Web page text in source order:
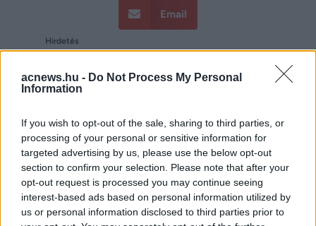
acnews.hu - Do Not Process My Personal
Information
If you wish to opt-out of the sale, sharing to third parties, or
processing of your personal or sensitive information for
targeted advertising by us, please use the below opt-out
section to confirm your selection. Please note that after your
opt-out request is processed you may continue seeing
interest-based ads based on personal information utilized by
us or personal information disclosed to third parties prior to
Email
Hirdetés